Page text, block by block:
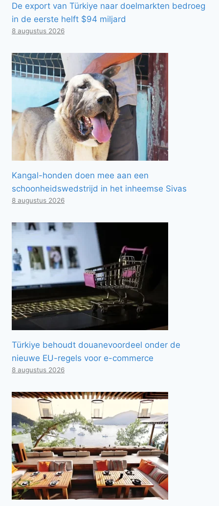
De export van Türkiye naar doelmarkten bedroeg
in de eerste helft $94 miljard
8 augustus 2026
Kangal-honden doen mee aan een
schoonheidswedstrijd in het inheemse Sivas
8 augustus 2026
Türkiye behoudt douanevoordeel onder de
nieuwe EU-regels voor e-commerce
8 augustus 2026